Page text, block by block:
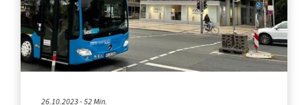
26.10.2023 - 52 Min.